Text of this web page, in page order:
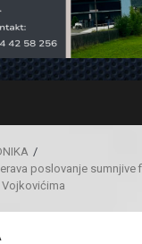
poslovanje sumnjive